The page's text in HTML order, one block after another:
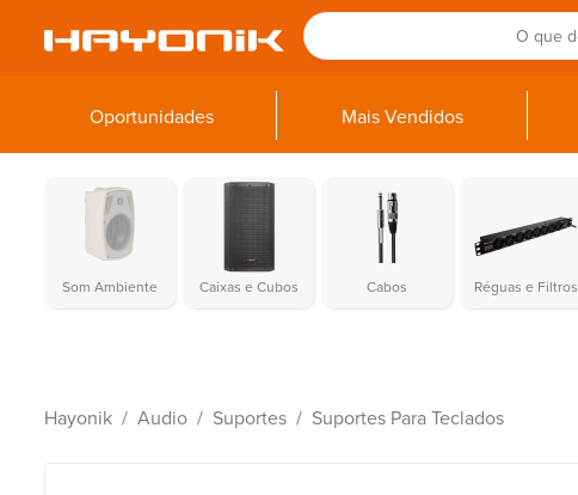
Oportunidades Mais Vendidos
Som Ambiente Caixas e Cubos Cabos Réguas e Filtros
Hayonik Audio Suportes Suportes Para Teclados